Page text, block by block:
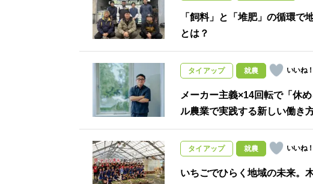
「飼料」と「堆肥」の循環で
とは？
タイアップ 就農
メーカー主義×14回転で「休
ル農業で実践する新しい働き
タイアップ 就農
いちごでひらく地域の未来。